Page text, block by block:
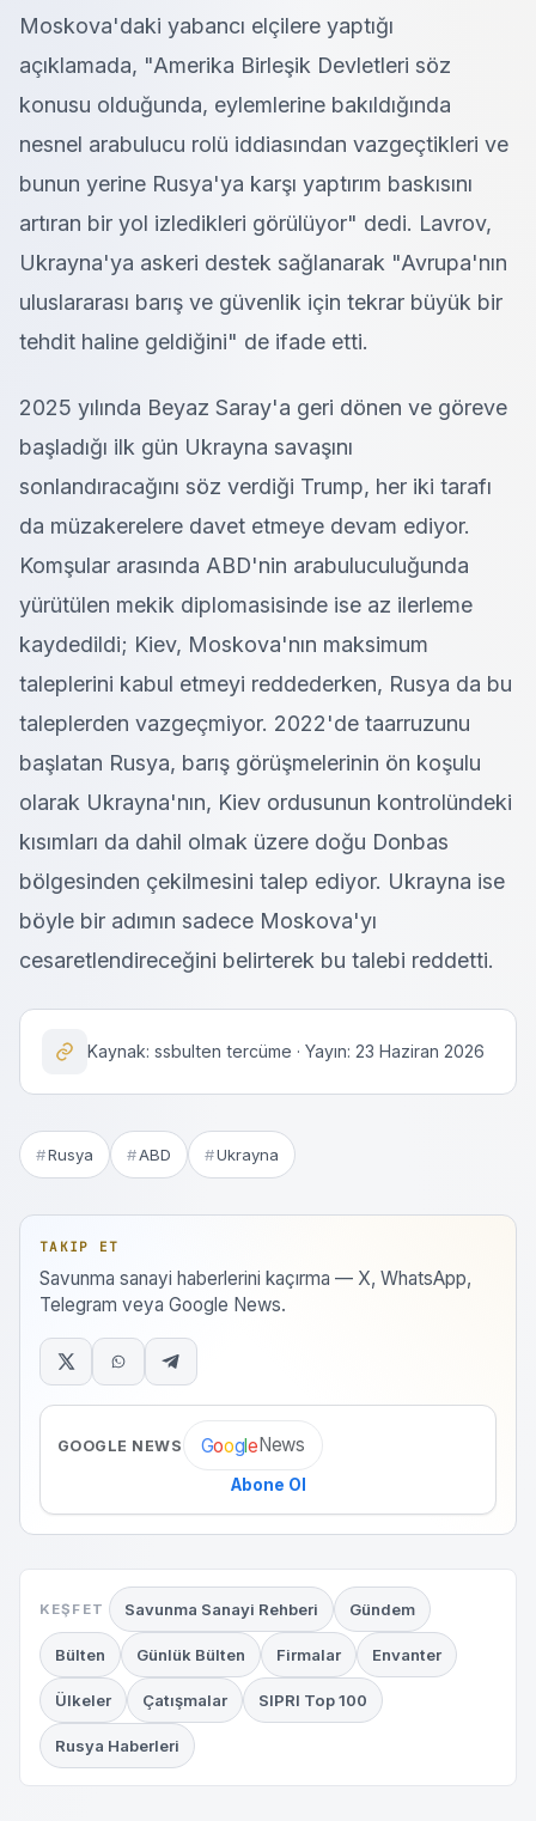
Moskova'daki yabancı elçilere yaptığı
açıklamada, "Amerika Birleşik Devletleri söz
konusu olduğunda, eylemlerine bakıldığında
nesnel arabulucu rolü iddiasından vazgeçtikleri ve
bunun yerine Rusya'ya karşı yaptırım baskısını
artıran bir yol izledikleri görülüyor" dedi. Lavrov,
Ukrayna'ya askeri destek sağlanarak "Avrupa'nın
uluslararası barış ve güvenlik için tekrar büyük bir
tehdit haline geldiğini" de ifade etti.
2025 yılında Beyaz Saray'a geri dönen ve göreve
başladığı ilk gün Ukrayna savaşını
sonlandıracağını söz verdiği Trump, her iki tarafı
da müzakerelere davet etmeye devam ediyor.
Komşular arasında ABD'nin arabuluculuğunda
yürütülen mekik diplomasisinde ise az ilerleme
kaydedildi; Kiev, Moskova'nın maksimum
taleplerini kabul etmeyi reddederken, Rusya da bu
taleplerden vazgeçmiyor. 2022'de taarruzunu
başlatan Rusya, barış görüşmelerinin ön koşulu
olarak Ukrayna'nın, Kiev ordusunun kontrolündeki
kısımları da dahil olmak üzere doğu Donbas
bölgesinden çekilmesini talep ediyor. Ukrayna ise
böyle bir adımın sadece Moskova'yı
cesaretlendireceğini belirterek bu talebi reddetti.
Kaynak: ssbulten tercüme · Yayın: 23 Haziran 2026
Rusya ABD Ukrayna
TAKIP ET
Savunma sanayi haberlerini kaçırma — X, WhatsApp,
Telegram veya Google News.
GOOGLE NEWS GoogleNews
Abone Ol
KEŞFET Savunma Sanayi Rehberi Gündem
Bülten Günlük Bülten Firmalar Envanter
Ülkeler Çatışmalar SIPRI Top 100
Rusya Haberleri